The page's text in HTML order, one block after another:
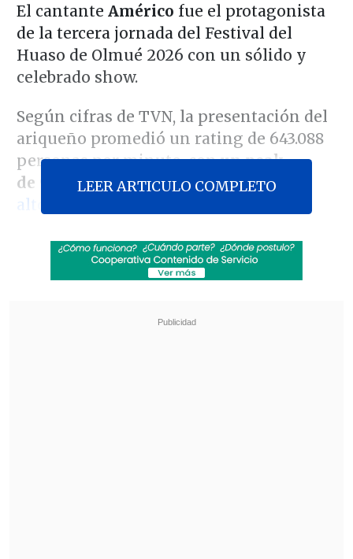
El cantante Américo fue el protagonista
de la tercera jornada del Festival del
Huaso de Olmué 2026 con un sólido y
celebrado show.
Según cifras de TVN, la presentación del
ariqueño promedió un rating de 643.088
personas por minuto, conun peak
de 942 mil personas (el segundo más
alto del certamen)
Revisa también
Karol G incluirá colaboraciones con Bruno
LEER ARTICULO COMPLETO